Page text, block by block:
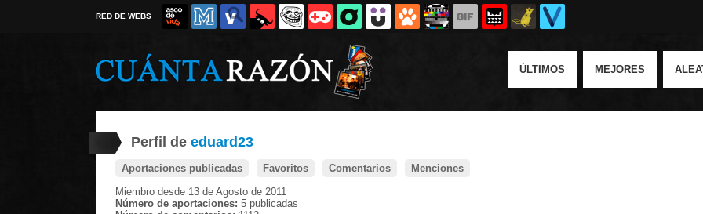
RED DE WEBS
ÚLTIMOS MEJORES
Perfil de eduard23
Aportaciones publicadas Favoritos Comentarios
Menciones
Miembro desde 13 de Agosto de 2011
Número de aportaciones: 5 publicadas